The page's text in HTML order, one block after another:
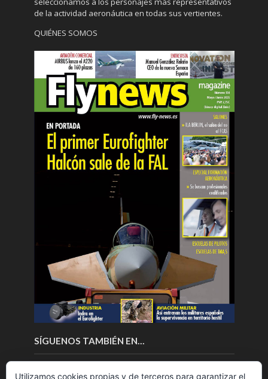
de la actividad aeronáutica en todas sus vertientes.
QUIÉNES SOMOS
SÍGUENOS TAMBIÉN EN…
Utilizamos cookies propias y de terceros para garantizar el